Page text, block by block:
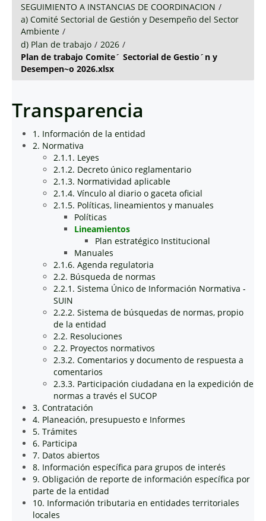
SEGUIMIENTO A INSTANCIAS DE COORDINACION /
a) Comité Sectorial de Gestión y Desempeño del Sector
Ambiente /
d) Plan de trabajo / 2026 /
Plan de trabajo Comite´ Sectorial de Gestio´n y
Desempen~o 2026.xlsx
Transparencia
1. Información de la entidad
2. Normativa
2.1.1. Leyes
2.1.2. Decreto único reglamentario
2.1.3. Normatividad aplicable
2.1.4. Vínculo al diario o gaceta oficial
2.1.5. Políticas, lineamientos y manuales
Políticas
Lineamientos
Plan estratégico Institucional
Manuales
2.1.6. Agenda regulatoria
2.2. Búsqueda de normas
2.2.1. Sistema Único de Información Normativa -
SUIN
2.2.2. Sistema de búsquedas de normas, propio
de la entidad
2.2. Resoluciones
2.2. Proyectos normativos
2.3.2. Comentarios y documento de respuesta a
comentarios
2.3.3. Participación ciudadana en la expedición de
normas a través el SUCOP
3. Contratación
4. Planeación, presupuesto e Informes
5. Trámites
6. Participa
7. Datos abiertos
8. Información específica para grupos de interés
9. Obligación de reporte de información específica por
parte de la entidad
10. Información tributaria en entidades territoriales
locales